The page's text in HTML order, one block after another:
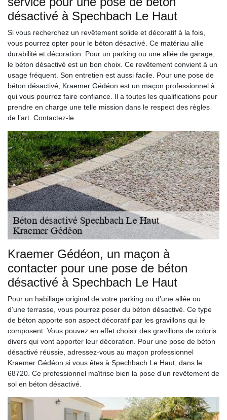
désactivé à Spechbach Le Haut
Si vous recherchez un revêtement solide et décoratif à la fois,
vous pourrez opter pour le béton désactivé. Ce matériau allie
durabilité et décoration. Pour un parking ou une allée de garage,
le béton désactivé est un bon choix. Ce revêtement convient à un
usage fréquent. Son entretien est aussi facile. Pour une pose de
béton désactivé, Kraemer Gédéon est un maçon professionnel à
qui vous pourrez faire confiance. Il a toutes les qualifications pour
prendre en charge une telle mission dans le respect des règles
de l’art. Contactez-le.
Kraemer Gédéon, un maçon à
contacter pour une pose de béton
désactivé à Spechbach Le Haut
Pour un habillage original de votre parking ou d’une allée ou
d’une terrasse, vous pourrez poser du béton désactivé. Ce type
de béton apporte son aspect décoratif par les gravillons qui le
composent. Vous pouvez en effet choisir des gravillons de coloris
divers qui vont apporter leur décoration. Pour une pose de béton
désactivé réussie, adressez-vous au maçon professionnel
Kraemer Gédéon si vous êtes à Spechbach Le Haut, dans le
68720. Ce professionnel maîtrise bien la pose d’un revêtement de
sol en béton désactivé.